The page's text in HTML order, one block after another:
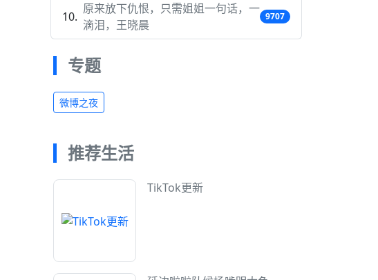
原来放下仇恨，只需姐姐一句话，一
滴泪，王晓晨
9707
专题
微博之夜
推荐生活
TikTok更新